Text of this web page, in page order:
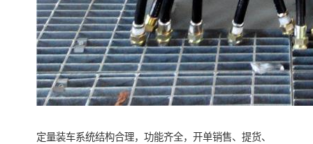
定量装车系统结构合理，功能齐全，开单销售、提货、